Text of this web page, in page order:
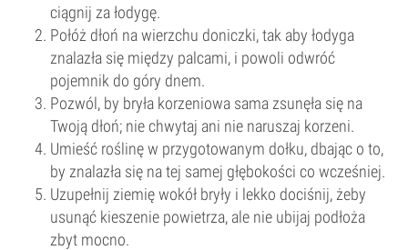
ciągnij za łodygę.
Połóż dłoń na wierzchu doniczki, tak aby łodyga
znalazła się między palcami, i powoli odwróć
pojemnik do góry dnem.
Pozwól, by bryła korzeniowa sama zsunęła się na
Twoją dłoń; nie chwytaj ani nie naruszaj korzeni.
Umieść roślinę w przygotowanym dołku, dbając o to,
by znalazła się na tej samej głębokości co wcześniej.
Uzupełnij ziemię wokół bryły i lekko dociśnij, żeby
usunąć kieszenie powietrza, ale nie ubijaj podłoża
zbyt mocno.